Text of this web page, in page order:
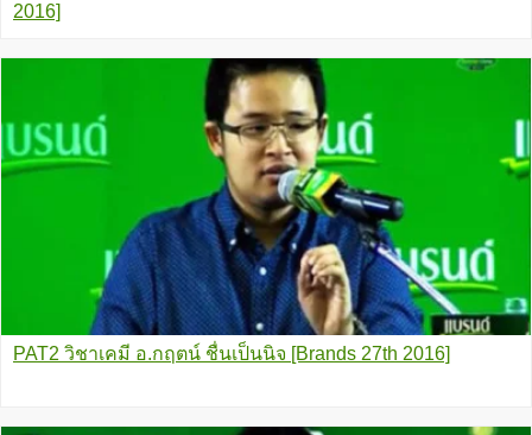
2016]
PAT2 วิชาเคมี อ.กฤตน์ ชื่นเป็นนิจ [Brands 27th 2016]